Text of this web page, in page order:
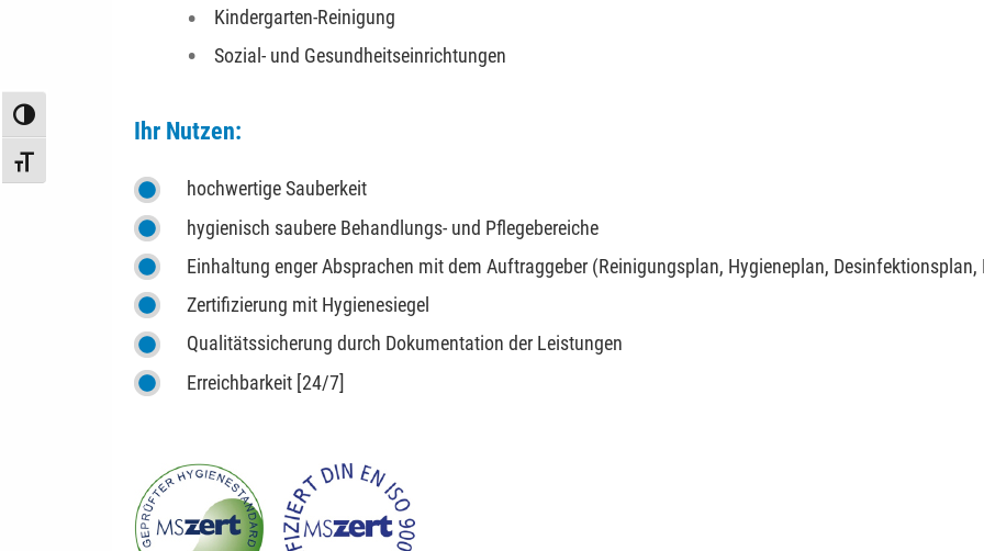
Umschalten auf hohe Kontraste
Schrift vergrößern
Kindergarten-Reinigung
Sozial- und Gesundheitseinrichtungen
Ihr Nutzen:
hochwertige Sauberkeit
hygienisch saubere Behandlungs- und Pflegebereiche
Einhaltung enger Absprachen mit dem Auftraggeber (Reinigungsplan, Hygieneplan, Desinfektionsplan,
Zertifizierung mit Hygienesiegel
Qualitätssicherung durch Dokumentation der Leistungen
Erreichbarkeit [24/7]